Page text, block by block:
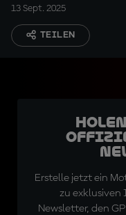
13 Sept. 2025
TEILEN
Erstelle jetzt ein
zu exklusiven
Newsletter, den